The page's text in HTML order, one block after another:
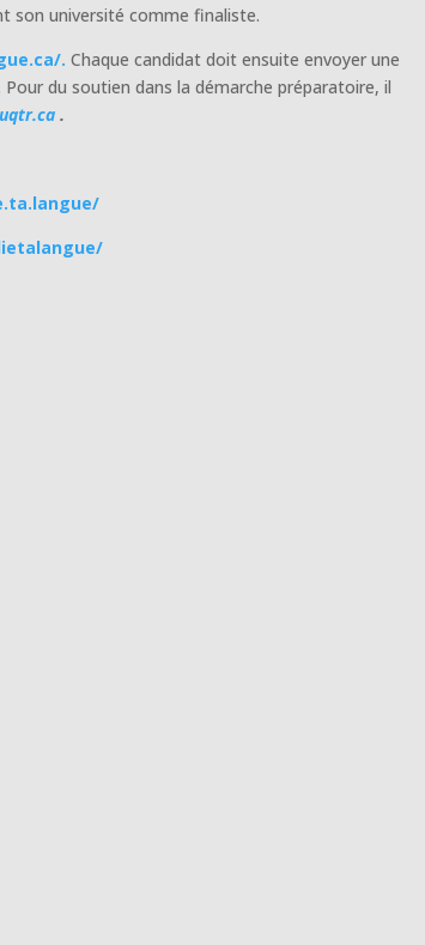
son université comme finaliste.
. Chaque candidat doit ensuite envoyer une
du soutien dans la démarche préparatoire, il
.